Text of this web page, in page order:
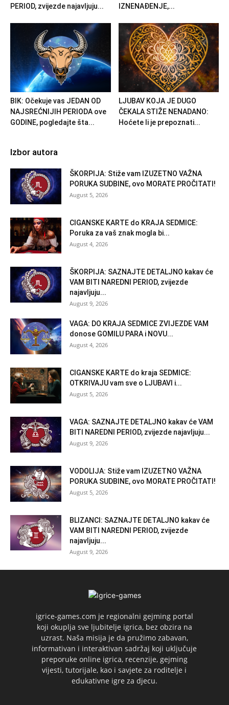
PERIOD, zvijezde najavljuju...
IZNENAĐENJE,...
BIK: Očekuje vas JEDAN OD
NAJSREĆNIJIH PERIODA ove
GODINE, pogledajte šta...
LJUBAV KOJA JE DUGO
ČEKALA STIŽE NENADANO:
Hoćete li je prepoznati...
Izbor autora
ŠKORPIJA: Stiže vam IZUZETNO VAŽNA
PORUKA SUDBINE, ovo MORATE PROČITATI!
August 5, 2026
CIGANSKE KARTE do KRAJA SEDMICE:
Poruka za vaš znak mogla bi...
August 4, 2026
ŠKORPIJA: SAZNAJTE DETALJNO kakav će
VAM BITI NAREDNI PERIOD, zvijezde
najavljuju...
August 9, 2026
VAGA: DO KRAJA SEDMICE ZVIJEZDE VAM
donose GOMILU PARA i NOVU...
August 4, 2026
CIGANSKE KARTE do kraja SEDMICE:
OTKRIVAJU vam sve o LJUBAVI i...
August 5, 2026
VAGA: SAZNAJTE DETALJNO kakav će VAM
BITI NAREDNI PERIOD, zvijezde najavljuju...
August 9, 2026
VODOLIJA: Stiže vam IZUZETNO VAŽNA
PORUKA SUDBINE, ovo MORATE PROČITATI!
August 5, 2026
BLIZANCI: SAZNAJTE DETALJNO kakav će
VAM BITI NAREDNI PERIOD, zvijezde
najavljuju...
August 9, 2026
igrice-games.com je regionalni gejming portal
koji okuplja sve ljubitelje igrica, bez obzira na
uzrast. Naša misija je da pružimo zabavan,
informativan i interaktivan sadržaj koji uključuje
preporuke online igrica, recenzije, gejming
vijesti, tutorijale, kao i savjete za roditelje i
edukativne igre za djecu.